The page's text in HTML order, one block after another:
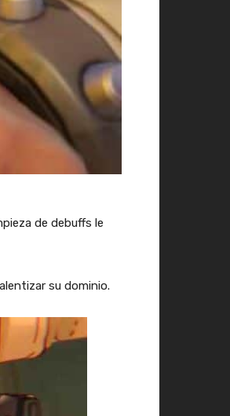
de debuffs le
su dominio.